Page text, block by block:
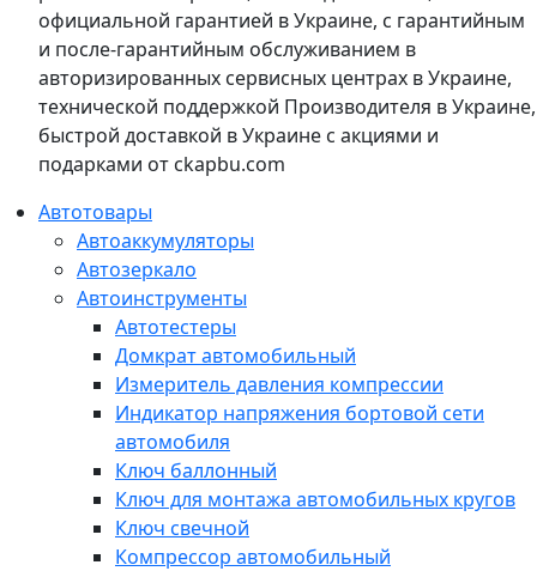
официальной гарантией в Украине, с гарантийным
и после-гарантийным обслуживанием в
авторизированных сервисных центрах в Украине,
технической поддержкой Производителя в Украине,
быстрой доставкой в Украине с акциями и
подарками от ckapbu.com
Автотовары
Автоаккумуляторы
Автозеркало
Автоинструменты
Автотестеры
Домкрат автомобильный
Измеритель давления компрессии
Индикатор напряжения бортовой сети
автомобиля
Ключ баллонный
Ключ для монтажа автомобильных кругов
Ключ свечной
Компрессор автомобильный